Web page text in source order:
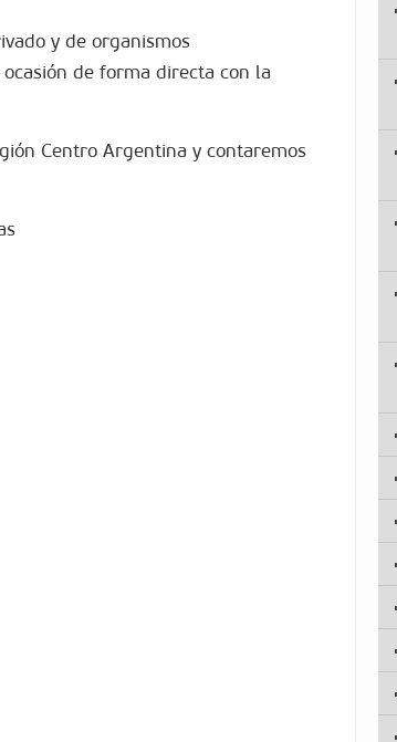
y de organismos
de forma directa con la
Centro Argentina y contaremos